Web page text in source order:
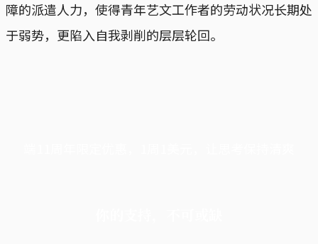
障的派遣人力，使得青年艺文工作者的劳动状况长期处
于弱势，更陷入自我剥削的层层轮回。